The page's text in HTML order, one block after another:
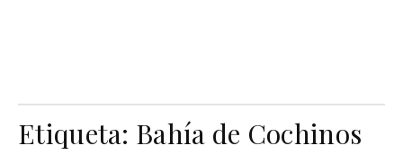
Etiqueta: Bahía de Cochinos